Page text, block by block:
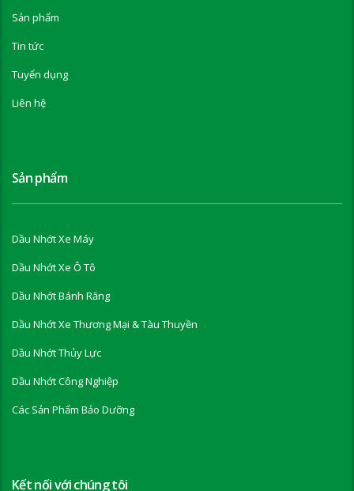
Sản phẩm
Tin tức
Tuyển dụng
Liên hệ
Sản phẩm
Dầu Nhớt Xe Máy
Dầu Nhớt Xe Ô Tô
Dầu Nhớt Bánh Răng
Dầu Nhớt Xe Thương Mại & Tàu Thuyền
Dầu Nhớt Thủy Lực
Dầu Nhớt Công Nghiệp
Các Sản Phẩm Bảo Dưỡng
Kết nối với chúng tôi